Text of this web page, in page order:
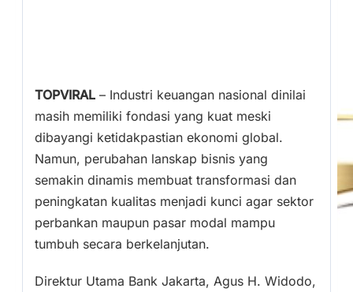
TOPVIRAL – Industri keuangan nasional dinilai
masih memiliki fondasi yang kuat meski
dibayangi ketidakpastian ekonomi global.
Namun, perubahan lanskap bisnis yang
semakin dinamis membuat transformasi dan
peningkatan kualitas menjadi kunci agar sektor
perbankan maupun pasar modal mampu
tumbuh secara berkelanjutan.
Direktur Utama Bank Jakarta, Agus H. Widodo,